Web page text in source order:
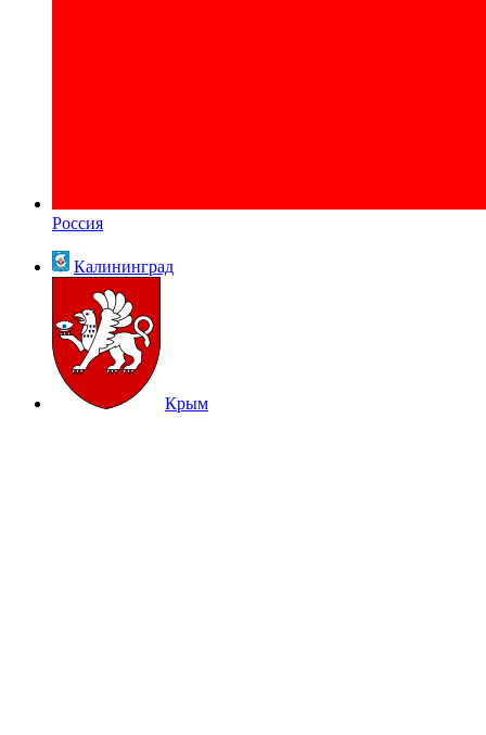
Россия
Калининград
Крым